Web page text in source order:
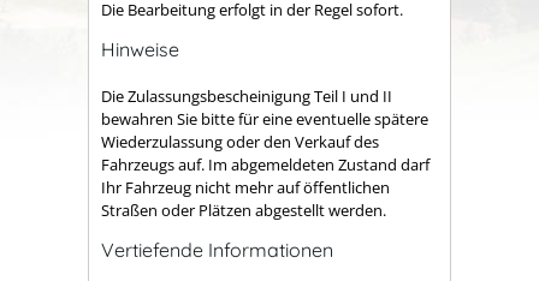
Die Bearbeitung erfolgt in der Regel sofort.
Hinweise
Die Zulassungsbescheinigung Teil I und II
bewahren Sie bitte für eine eventuelle spätere
Wiederzulassung oder den Verkauf des
Fahrzeugs auf. Im abgemeldeten Zustand darf
Ihr Fahrzeug nicht mehr auf öffentlichen
Straßen oder Plätzen abgestellt werden.
Vertiefende Informationen